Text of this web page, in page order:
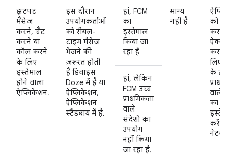
झटपट
मैसेज
करने, चैट
करने या
कॉल करने
के लिए
इस्तेमाल
होने वाला
ऐप्लिकेशन.
इस दौरान
उपयोगकर्ताओं
को रीयल-
टाइम मैसेज
भेजने की
ज़रूरत होती
है डिवाइस
Doze में है या
ऐप्लिकेशन,
ऐप्लिकेशन
स्टैंडबाय में है.
हां, FCM
का
इस्तेमाल
किया जा
रहा है
मान्य
नहीं है
को
करने
करने
लिए
के
वाले
का
करें
हां, लेकिन
FCM उच्च
प्राथमिकता
वाले
संदेशों का
उपयोग
नहीं किया
जा रहा है.